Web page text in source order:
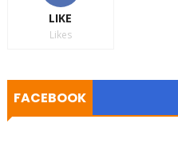
LIKE
Likes
FACEBOOK